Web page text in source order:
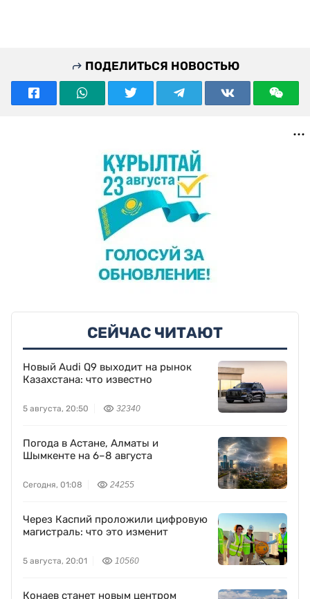
ПОДЕЛИТЬСЯ НОВОСТЬЮ
СЕЙЧАС ЧИТАЮТ
Новый Audi Q9 выходит на рынок
Казахстана: что известно
5 августа, 20:50 32340
Погода в Астане, Алматы и
Шымкенте на 6–8 августа
Сегодня, 01:08 24255
Через Каспий проложили цифровую
магистраль: что это изменит
5 августа, 20:01 10560
Конаев станет новым центром